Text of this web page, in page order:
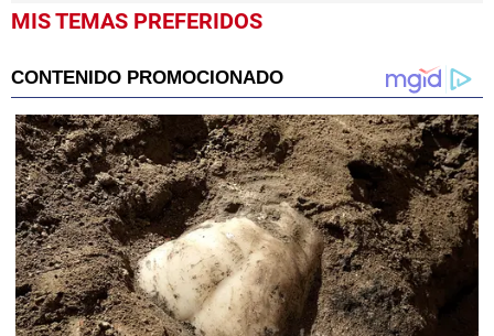
MIS TEMAS PREFERIDOS